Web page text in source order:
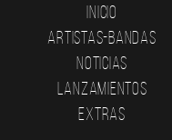
Inicio
Artistas-Bandas
Noticias
Lanzamientos
Extras